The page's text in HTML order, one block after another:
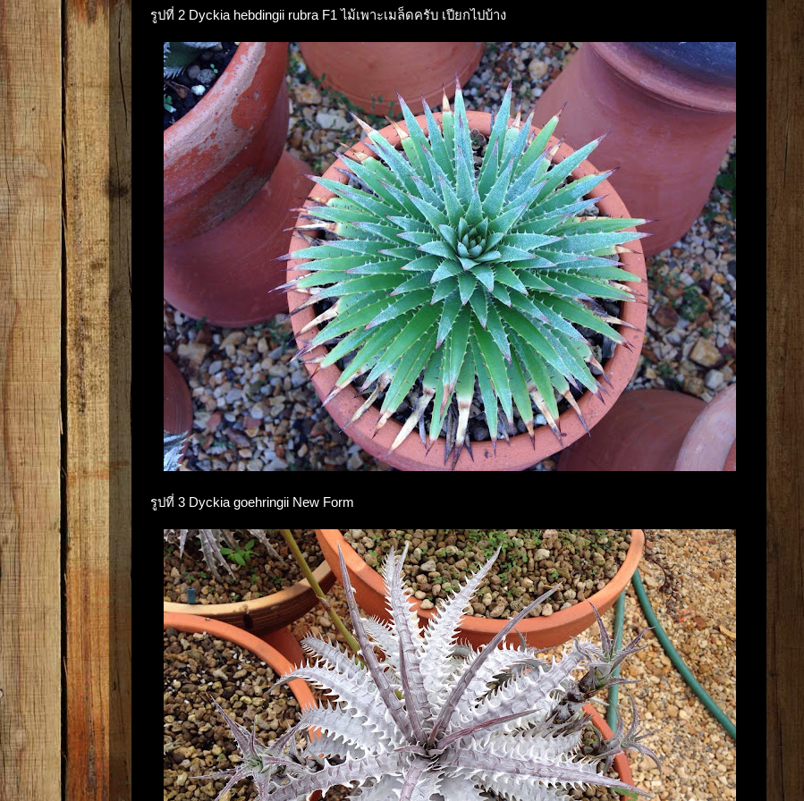
รูปที่ 2 Dyckia hebdingii rubra F1 ไม้เพาะเมล็ดครับ เปียกไปบ้าง
รูปที่ 3 Dyckia goehringii New Form